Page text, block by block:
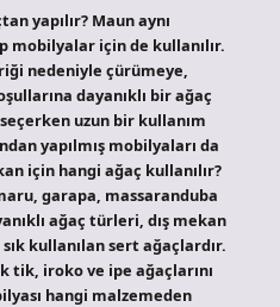
yapılır? Maun aynı
mobilyalar için de kullanılır.
nedeniyle çürümeye,
dayanıklı bir ağaç
uzun bir kullanım
yapılmış mobilyaları da
için hangi ağaç kullanılır?
garapa, massaranduba
ağaç türleri, dış mekan
kullanılan sert ağaçlardır.
tik, iroko ve ipe ağaçlarını
hangi malzemeden